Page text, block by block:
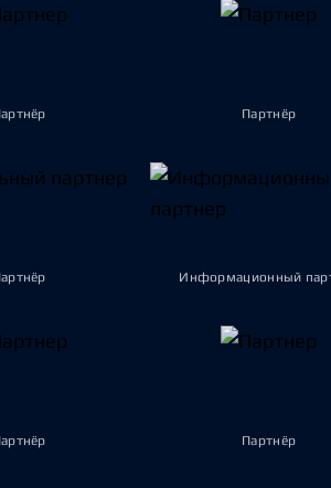
Партнёр
Информационный
Партнёр